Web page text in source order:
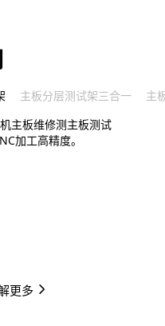
主板分层测试架三合一
主
主板维修测主板测试
加工高精度。
更多